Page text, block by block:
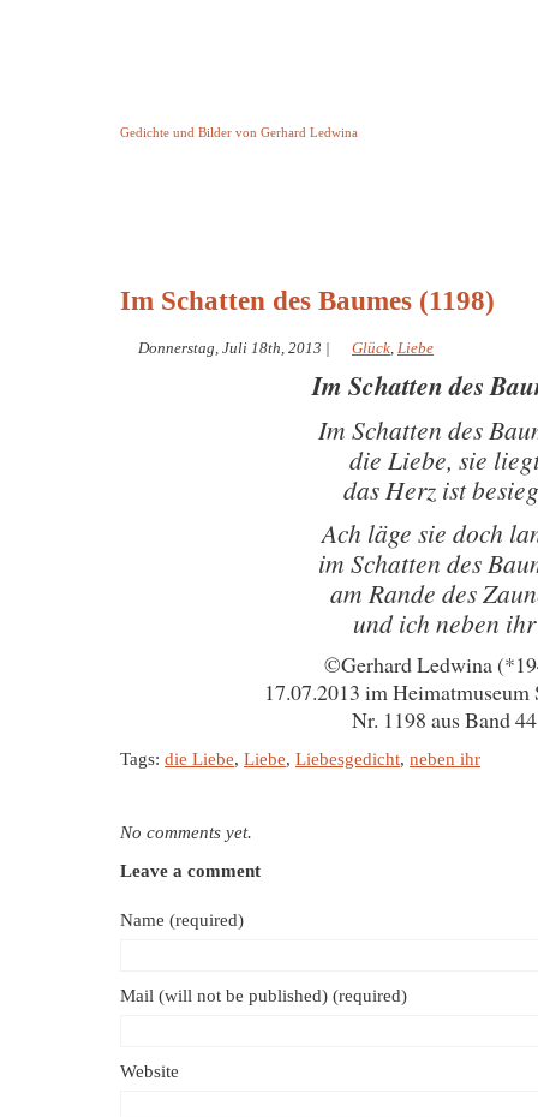
Gedichte und Bilder von Gerhard Ledwina
Im Schatten des Baumes (1198)
Donnerstag, Juli 18th, 2013 | Glück, Liebe
Im Schatten des
Im Schatten des
die Liebe, sie
das Herz ist
Ach läge sie doch
im Schatten des
am Rande des
und ich neben ihr
©Gerhard Ledwina
17.07.2013 im Heimatmuseum
Nr. 1198 aus Band 44
Tags: die Liebe, Liebe, Liebesgedicht, neben ihr
No comments yet.
Leave a comment
Name (required)
Mail (will not be published) (required)
Website